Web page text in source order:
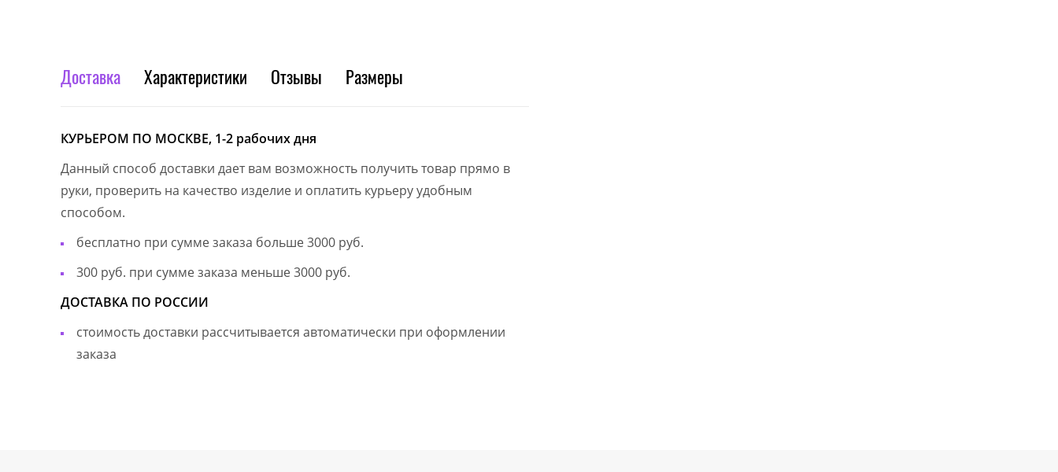
Доставка Характеристики Отзывы Размеры
КУРЬЕРОМ ПО МОСКВЕ, 1-2 рабочих дня
Данный способ доставки дает вам возможность получить товар прямо в
руки, проверить на качество изделие и оплатить курьеру удобным
способом.
бесплатно при сумме заказа больше 3000 руб.
300 руб. при сумме заказа меньше 3000 руб.
ДОСТАВКА ПО РОССИИ
стоимость доставки рассчитывается автоматически при оформлении
заказа